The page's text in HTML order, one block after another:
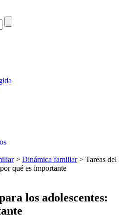
> Dinámica familiar> Tareas del
qué es importante
los adolescentes: